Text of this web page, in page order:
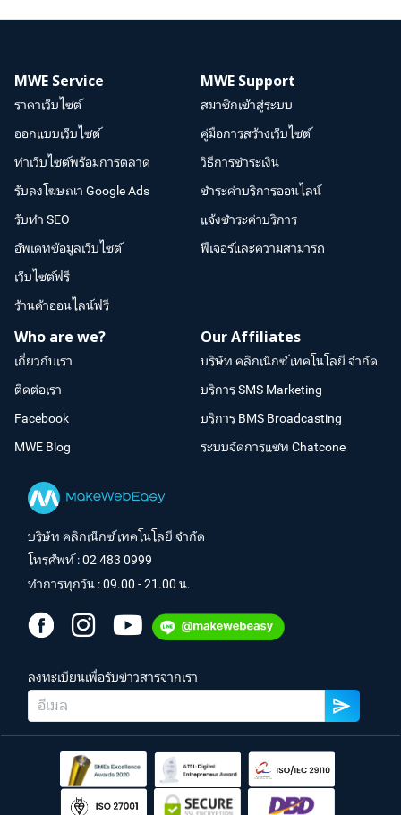
MWE Service
ราคาเว็บไซต์
ออกแบบเว็บไซต์
ทำเว็บไซต์พร้อมการตลาด
รับลงโฆษณา Google Ads
รับทำ SEO
อัพเดทข้อมูลเว็บไซต์
เว็บไซต์ฟรี
ร้านค้าออนไลน์ฟรี
MWE Support
สมาชิกเข้าสู่ระบบ
คู่มือการสร้างเว็บไซต์
วิธีการชำระเงิน
ชำระค่าบริการออนไลน์
แจ้งชำระค่าบริการ
ฟีเจอร์และความสามารถ
Who are we?
เกี่ยวกับเรา
ติดต่อเรา
Facebook
MWE Blog
Our Affiliates
บริษัท คลิกเน็กซ์ เทคโนโลยี จำกัด
บริการ SMS Marketing
บริการ BMS Broadcasting
ระบบจัดการแชท Chatcone
บริษัท คลิกเน็กซ์ เทคโนโลยี จำกัด
โทรศัพท์ :02 483 0999
ทำการทุกวัน : 09.00 - 21.00 น.
ลงทะเบียนเพื่อรับข่าวสารจากเรา